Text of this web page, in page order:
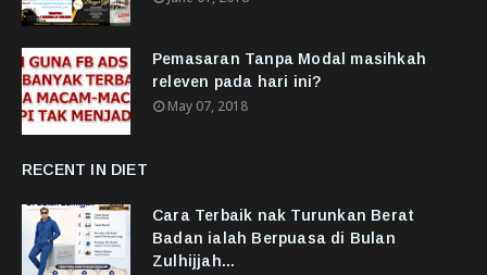
Pemasaran Tanpa Modal masihkah
releven pada hari ini?
May 07, 2018
RECENT IN DIET
Cara Terbaik nak Turunkan Berat
Badan ialah Berpuasa di Bulan
Zulhijjah...